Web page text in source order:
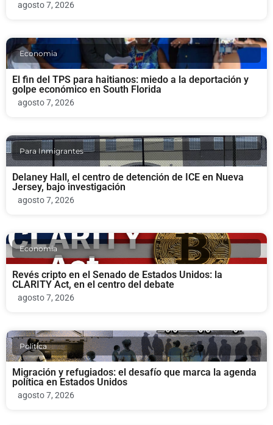
agosto 7, 2026
Economia
El fin del TPS para haitianos: miedo a la deportación y
golpe económico en South Florida
agosto 7, 2026
Para Inmigrantes
Delaney Hall, el centro de detención de ICE en Nueva
Jersey, bajo investigación
agosto 7, 2026
Economia
Revés cripto en el Senado de Estados Unidos: la
CLARITY Act, en el centro del debate
agosto 7, 2026
Politica
Migración y refugiados: el desafío que marca la agenda
política en Estados Unidos
agosto 7, 2026